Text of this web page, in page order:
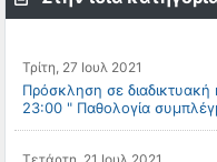
Τρίτη, 27 Ιουλ 2021
Πρόσκληση σε
23:00 " Παθολογία